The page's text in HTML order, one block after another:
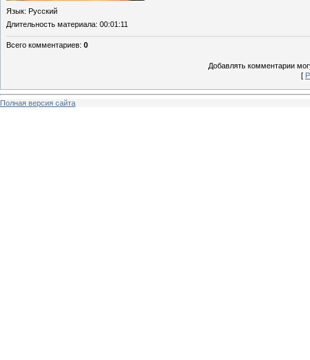
Язык: Русский
Длительность материала: 00:01:11
Всего комментариев: 0
Добавлять комментарии
[
Полная версия сайта